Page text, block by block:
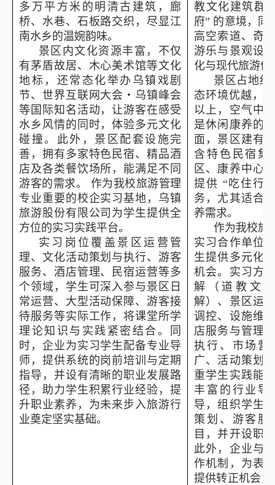
多万平方米的明清古建筑，廊
桥、水巷、石板路交织，尽显江
南水乡的温婉韵味。
景区内文化资源丰富，不仅
有茅盾故居、木心美术馆等文化
地标，还常态化举办乌镇戏剧
节、世界互联网大会・乌镇峰会
等国际知名活动，让游客在感受
水乡风情的同时，体验多元文化
碰撞。此外，景区配套设施完
善，拥有多家特色民宿、精品酒
店及各类餐饮场所，能满足不同
游客的需求。 作为我校旅游管理
专业重要的校企实习基地，乌镇
旅游股份有限公司为学生提供全
方位的实习实践平台。
实习岗位覆盖景区运营管
理、文化活动策划与执行、游客
服务、酒店管理、民宿运营等多
个领域，学生可深入参与景区日
常运营、大型活动保障、游客接
待服务等实际工作，将课堂所学
理论知识与实践紧密结合。同
时，企业为实习学生配备专业导
师，提供系统的岗前培训与定期
指导，并设有清晰的职业发展路
径，助力学生积累行业经验，提
升职业素养，为未来步入旅游行
业奠定坚实基础。
教文化建筑群
府” 的意境，同
高空索道、奇
游乐与景观设
化与现代旅游
景区占地约
态环境优越，
以上，空气中
是休闲康养的
面，景区建有
含特色民宿集
区、康养中心
提供 “吃住行
务，尤其适合
养需求。
作为我校旅
实习合作单位
生提供多元化
机会。实习方
解（道教文
解）、景区运
调控、设施维
店服务与管理
执行、市场营
广、活动策划
重学生实践能
丰富的行业导
导，组织学生
策划、游客服
目，并开设职
此外，企业与
作机制，为表
提供转正机会